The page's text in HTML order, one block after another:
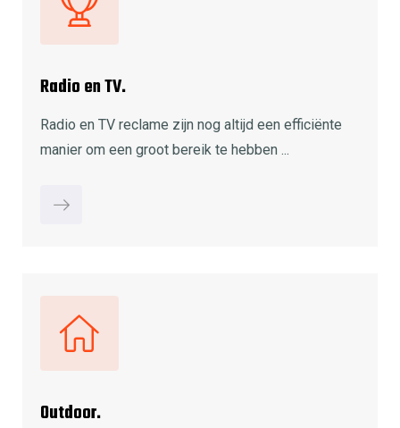
Radio en TV.
Radio en TV reclame zijn nog altijd een efficiënte
manier om een groot bereik te hebben ...
Outdoor.